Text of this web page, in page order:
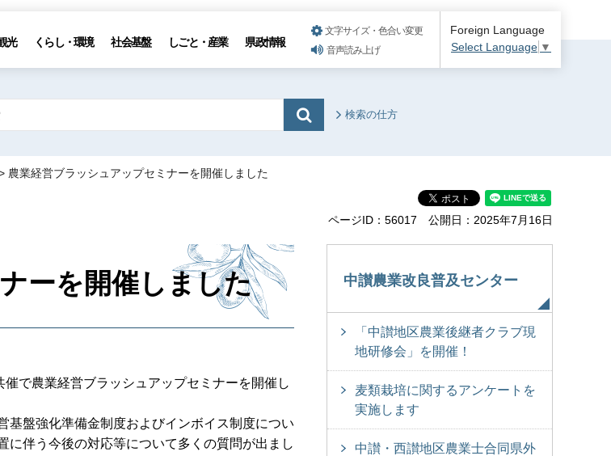
光 くらし・環境 社会基盤 しごと・産業 県政情報
文字サイズ・色合い変更
音声読み上げ
Foreign Language
Select Language ▼
検索の仕方
農業経営ブラッシュアップセミナーを開催しました
ページID：56017 公開日：2025年7月16日
ーを開催しました
で農業経営ブラッシュアップセミナーを開催し
基盤強化準備金制度およびインボイス制度につい
伴う今後の対応等について多くの質問が出まし
中讃農業改良普及センター
「中讃地区農業後継者クラブ現
地研修会」を開催！
麦類栽培に関するアンケートを
実施します
中讃・西讃地区農業士合同県外